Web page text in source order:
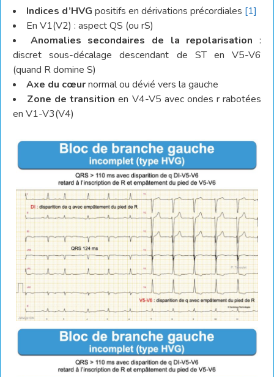
Indices d’HVG positifs en dérivations précordiales [1]
En V1(V2) : aspect QS (ou rS)
Anomalies secondaires de la repolarisation:
discret sous-décalage descendant de ST en V5-V6
(quand R domine S)
Axe du cœurnormal ou dévié vers la gauche
Zone de transition en V4-V5 avec ondes r rabotées
en V1-V3(V4)